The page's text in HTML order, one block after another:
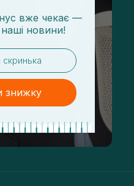
вже чекає —
наші новини!
знижку